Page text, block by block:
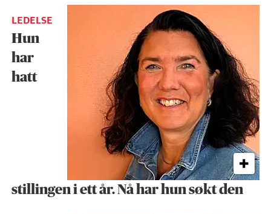
LEDELSE
Hun
har
hatt
stillingen i ett år. Nå har hun søkt den